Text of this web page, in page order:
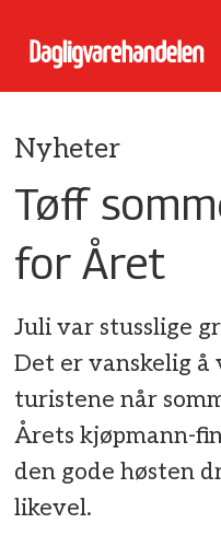
Nyheter
Tøff
for Året
Juli var stusslige
Det er vanskelig
turistene når
Årets kjøpmann-
den gode høsten
likevel.